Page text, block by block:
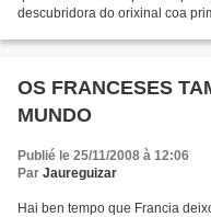
descubridora do orixinal coa
OS FRANCESES
MUNDO
Publié le 25/11/2008 à 12:06
Par Jaureguizar
Hai ben tempo que Francia